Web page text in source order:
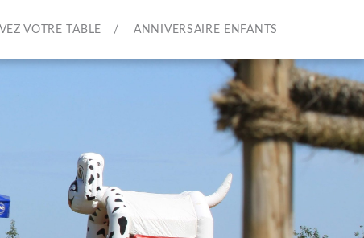
VOTRE TABLE ANNIVERSAIRE ENFANTS